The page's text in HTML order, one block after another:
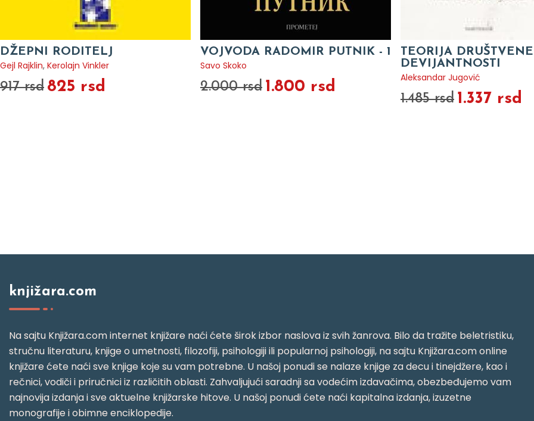
DŽEPNI RODITELJ
Gejl Rajklin, Kerolajn Vinkler
917 rsd 825 rsd
VOJVODA RADOMIR PUTNIK - 1
Savo Skoko
2.000 rsd 1.800 rsd
TEORIJA DRUŠTVENE
DEVIJANTNOSTI
Aleksandar Jugović
1.485 rsd 1.337 rsd
knjižara.com
Na sajtu Knjižara.com internet knjižare naći ćete širok izbor naslova iz svih žanrova. Bilo da tražite beletristiku,
stručnu literaturu, knjige o umetnosti, filozofiji, psihologiji ili popularnoj psihologiji, na sajtu Knjižara.com online
knjižare ćete naći sve knjige koje su vam potrebne. U našoj ponudi se nalaze knjige za decu i tinejdžere, kao i
rečnici, vodiči i priručnici iz različitih oblasti. Zahvaljujući saradnji sa vodećim izdavačima, obezbeđujemo vam
najnovija izdanja i sve aktuelne knjižarske hitove. U našoj ponudi ćete naći kapitalna izdanja, izuzetne
monografije i obimne enciklopedije.